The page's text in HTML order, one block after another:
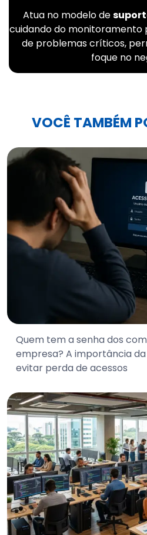
Atua no modelo de
cuidando do monitoramento
de problemas críticos,
foque no
VOCÊ TAMBÉM
Quem tem a senha dos
empresa? A importância
evitar perda de acessos